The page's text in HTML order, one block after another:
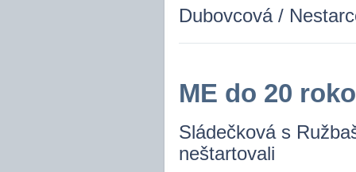
Dubovcová /
ME do 20
Sládečková s
neštartovali